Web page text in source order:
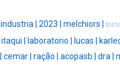
industria | 2023 | melchiors |
itaqui | laboratorio | lucas | karlec
cemar | ração | acopasb | dra |